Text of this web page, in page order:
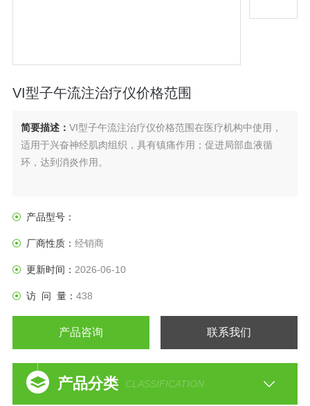
VI型子午流注治疗仪价格范围
简要描述： VI型子午流注治疗仪价格范围在医疗机构中使用，
适用于兴奋神经肌肉组织，具有镇痛作用；促进局部血液循
环，达到消炎作用。
产品型号：
厂商性质： 经销商
更新时间： 2026-06-10
访 问 量： 438
产品咨询 联系我们
产品分类 CLASSIFICATION